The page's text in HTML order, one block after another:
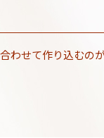
わせて作り込むの